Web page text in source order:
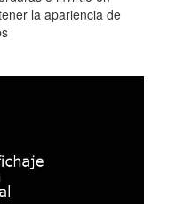
la apariencia de